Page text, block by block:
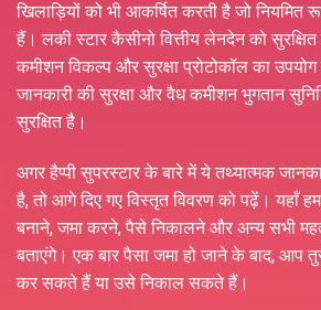
खिलाड़ियों को भी आकर्षित करती है जो
हैं। लकी स्टार कैसीनो वित्तीय लेनदेन को
कमीशन विकल्प और सुरक्षा प्रोटोकॉल का
जानकारी की सुरक्षा और वैध कमीशन भुगतान
सुरक्षित है।
अगर हैप्पी सुपरस्टार के बारे में ये तथ्यात्मक
है, तो आगे दिए गए विस्तृत विवरण को पढ़ें। यहाँ
बनाने, जमा करने, पैसे निकालने और अन्य सभी
बताएंगे। एक बार पैसा जमा हो जाने के बाद, आप
कर सकते हैं या उसे निकाल सकते हैं।